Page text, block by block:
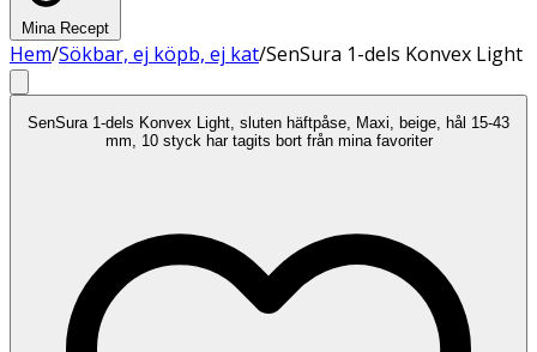
Mina Recept
Hem/Sökbar, ej köpb, ej kat/SenSura 1-dels Konvex Light
SenSura 1-dels Konvex Light, sluten häftpåse, Maxi, beige, hål 15-43
mm, 10 styck har tagits bort från mina favoriter